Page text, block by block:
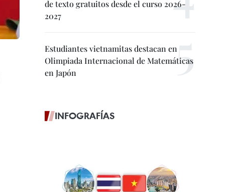
de texto gratuitos desde el curso 2026-
2027
Estudiantes vietnamitas destacan en
Olimpiada Internacional de Matemáticas
en Japón
INFOGRAFÍAS